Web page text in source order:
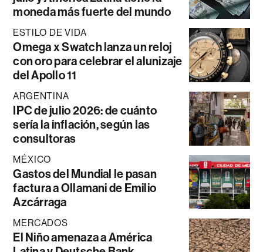
moneda más fuerte del mundo
ESTILO DE VIDA
Omega x Swatch lanza un reloj
con oro para celebrar el alunizaje
del Apollo 11
ARGENTINA
IPC de julio 2026: de cuánto
sería la inflación, según las
consultoras
MÉXICO
Gastos del Mundial le pasan
factura a Ollamani de Emilio
Azcárraga
MERCADOS
El Niño amenaza a América